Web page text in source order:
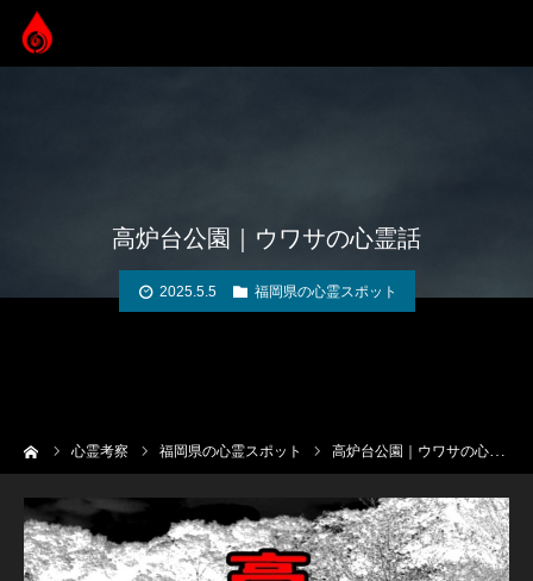
高炉台公園｜ウワサの心霊話
2025.5.5 福岡県の心霊スポット
心霊考察 福岡県の心霊スポット 高炉台公園｜ウワサの心霊話